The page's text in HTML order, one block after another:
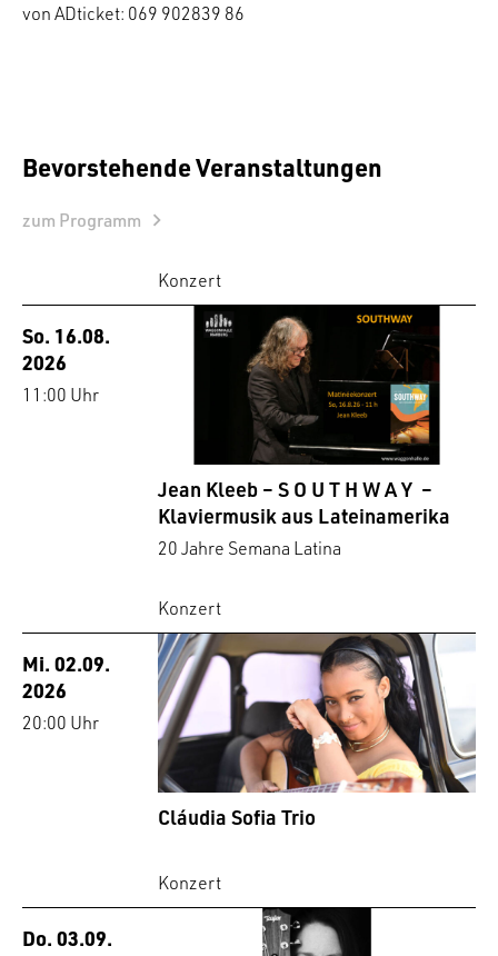
von ADticket: 069 902839 86
Bevorstehende Veranstaltungen
zum Programm
Konzert
So. 16.08.
2026
11:00 Uhr
Jean Kleeb – S O U T H W A Y –
Klaviermusik aus Lateinamerika
20 Jahre Semana Latina
Konzert
Mi. 02.09.
2026
20:00 Uhr
Cláudia Sofia Trio
Konzert
Do. 03.09.